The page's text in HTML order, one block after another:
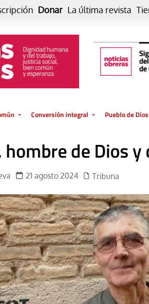
Donar La última revista
Conversión integral
de vida… es posible
El cuidado de la creación
Experiencia
Cultura
Libro
Cine
Dos minutos
Aplicaciones
Música
Poesía
Pueblo de Dios
La oración de
El Evangelio
El atrio
In memoriam
hombre de Dios
21 agosto 2024 Tribuna